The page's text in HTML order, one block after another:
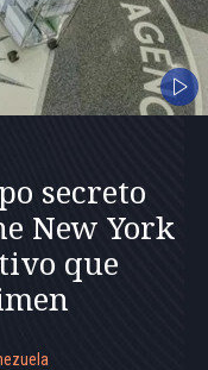
secreto
New York
que